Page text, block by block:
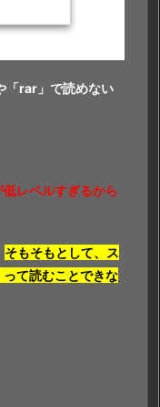
「rar」で読めない
レベルすぎるから
そもそもとして、ス
て読むことできな